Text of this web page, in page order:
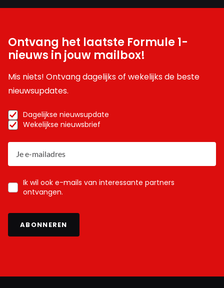
Ontvang het laatste Formule 1-
nieuws in jouw mailbox!
Mis niets! Ontvang dagelijks of wekelijks de beste
nieuwsupdates.
Dagelijkse nieuwsupdate
Wekelijkse nieuwsbrief
Ik wil ook e-mails van interessante partners
ontvangen.
ABONNEREN